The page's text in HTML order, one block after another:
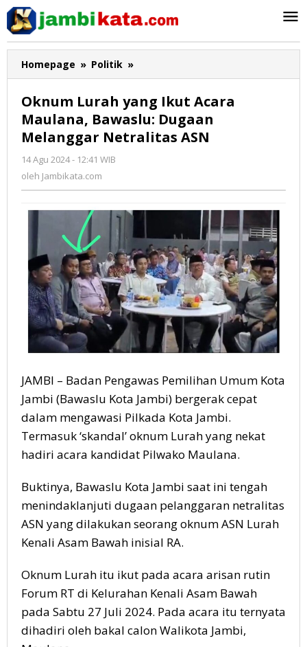
Lewati
konten
Homepage » Politik »
Lurah
Ikut
Acara
Maulana,
Netralitas
ASN
Oknum Lurah yang Ikut Acara
Maulana, Bawaslu: Dugaan
Melanggar Netralitas ASN
14 Agu 2024 - 12:41 WIB
oleh Jambikata.com
JAMBI – Badan Pengawas Pemilihan Umum Kota
Jambi (Bawaslu Kota Jambi) bergerak cepat
dalam mengawasi Pilkada Kota Jambi.
Termasuk ‘skandal’ oknum Lurah yang nekat
hadiri acara kandidat Pilwako Maulana.
Buktinya, Bawaslu Kota Jambi saat ini tengah
menindaklanjuti dugaan pelanggaran netralitas
ASN yang dilakukan seorang oknum ASN Lurah
Kenali Asam Bawah inisial RA.
Oknum Lurah itu ikut pada acara arisan rutin
Forum RT di Kelurahan Kenali Asam Bawah
pada Sabtu 27 Juli 2024. Pada acara itu ternyata
dihadiri oleh bakal calon Walikota Jambi,